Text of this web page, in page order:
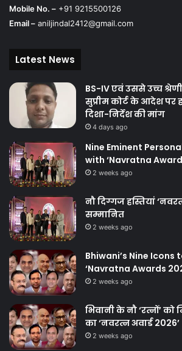
Mobile No. – +91 9215500126
Email – aniljindal2412@gmail.com
Latest News
BS-IV एवं उससे उच्च
सुप्रीम कोर्ट के आदेश पर
दिशा-निर्देश की मांग
4 days ago
Nine Eminent
with ‘Navratna
2 weeks ago
नौ दिग्गज हस्तियां
सम्मानित
2 weeks ago
Bhiwani’s Nine Icons
‘Navratna Awards
2 weeks ago
भिवानी के नौ ‘रत्नों’
का ‘नवरत्न अवार्ड 2026’
2 weeks ago